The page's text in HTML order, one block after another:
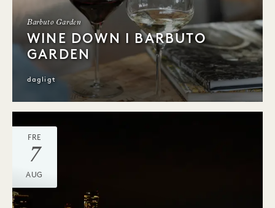
Barbuto Garden
WINE DOWN I BARBUTO
GARDEN
dagligt
FRE
7
AUG